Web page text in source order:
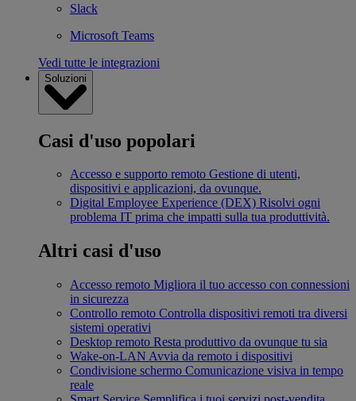
Slack
Microsoft Teams
Vedi tutte le integrazioni
Soluzioni
Casi d'uso popolari
Accesso e supporto remoto Gestione di utenti,
dispositivi e applicazioni, da ovunque.
Digital Employee Experience (DEX) Risolvi ogni
problema IT prima che impatti sulla tua produttività.
Altri casi d'uso
Accesso remoto Migliora il tuo accesso con connessioni
in sicurezza
Controllo remoto Controlla dispositivi remoti tra diversi
sistemi operativi
Desktop remoto Resta produttivo da ovunque tu sia
Wake-on-LAN Avvia da remoto i dispositivi
Condivisione schermo Comunicazione visiva in tempo
reale